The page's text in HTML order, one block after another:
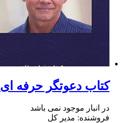
کتاب دعوتگر حرفه ای
در انبار موجود نمی باشد
فروشنده: مدیر کل